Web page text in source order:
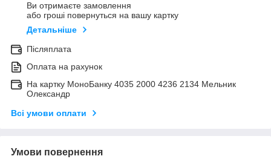
Ви отримаєте замовлення
або гроші повернуться на вашу картку
Детальніше
Післяплата
Оплата на рахунок
На картку МоноБанку 4035 2000 4236 2134 Мельник
Олександр
Всі умови оплати
Умови повернення